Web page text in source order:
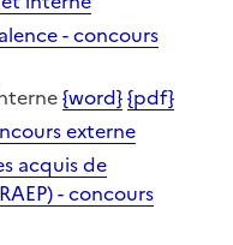
- concours
{word}{pdf}
externe
acquis de
- concours